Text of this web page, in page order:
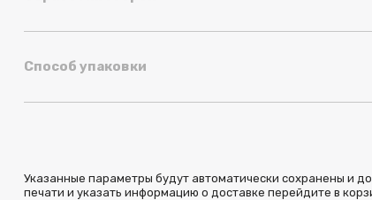
Способ упаковки
Указанные параметры будут автоматически сохранены и
печати и указать информацию о доставке перейдите в